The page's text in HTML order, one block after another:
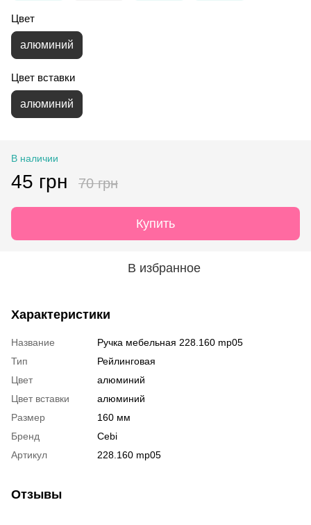
Цвет
алюминий
Цвет вставки
алюминий
В наличии
45 грн 70 грн
Купить
В избранное
Характеристики
Название
Ручка мебельная 228.160 mp05
Тип
Рейлинговая
Цвет
алюминий
Цвет вставки
алюминий
Размер
160 мм
Бренд
Cebi
Артикул
228.160 mp05
Отзывы